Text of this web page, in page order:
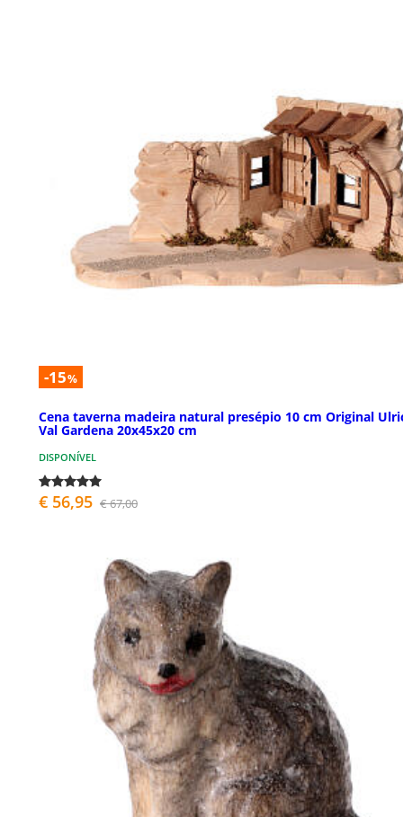
-15%
Cena taverna madeira natural presépio 10 cm Original
Val Gardena 20x45x20 cm
DISPONÍVEL
€ 56,95 € 67,00